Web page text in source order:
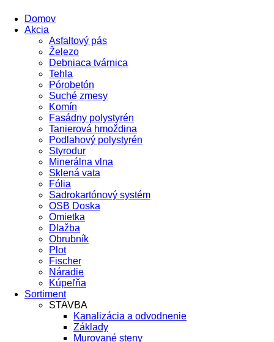
Domov
Akcia
Asfaltový pás
Železo
Debniaca tvárnica
Tehla
Pórobetón
Suché zmesy
Komín
Fasádny polystyrén
Tanierová hmoždina
Podlahový polystyrén
Styrodur
Minerálna vlna
Sklená vata
Fólia
Sadrokartónový systém
OSB Doska
Omietka
Dlažba
Obrubník
Plot
Fischer
Náradie
Kúpeľňa
Sortiment
STAVBA
Kanalizácia a odvodnenie
Základy
Murované steny